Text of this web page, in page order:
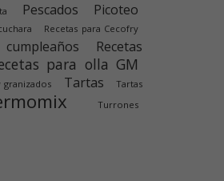
Pescados Picoteo
Recetas para Cecofry
Recetas
para olla GM
granizados Tartas
Tartas
Turrones